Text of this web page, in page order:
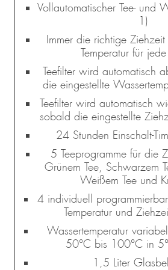
Waffeleisen
Advanced
Control
Design
Multi-
Power
Standmixer
Mix &
Soup
2.000 W
Vollautomatischer Tee- und
1)
Immer die richtige
Temperatur für jede
Teefilter wird automatisch
die eingestellte
Teefilter wird automatisch
sobald die eingestellte
24 Stunden Einschalt-
5 Teeprogramme für die
Grünem Tee, Schwarzem
Weißem Tee und
4 individuell
Temperatur und
Wassertemperatur
50°C bis 100°C in
1,5 Liter